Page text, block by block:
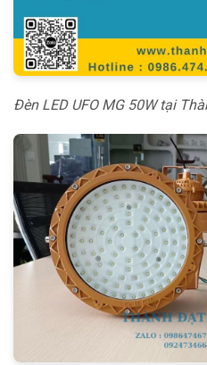
Đèn LED UFO MG 50W tại